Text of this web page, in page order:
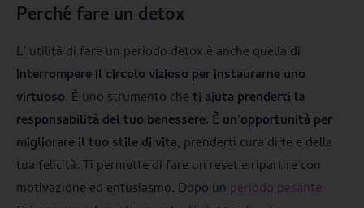
Perché fare un detox
L’ utilità di fare un periodo detox è anche quella di
interrompere il circolo vizioso per instaurarne uno
virtuoso. È uno strumento cheti aiuta prenderti la
responsabilità del tuo benessere. È un’opportunità per
migliorare il tuo stile di vita, prenderti cura di te e della
tua felicità. Ti permette di fare un reset e ripartire con
motivazione ed entusiasmo. Dopo un periodo pesante